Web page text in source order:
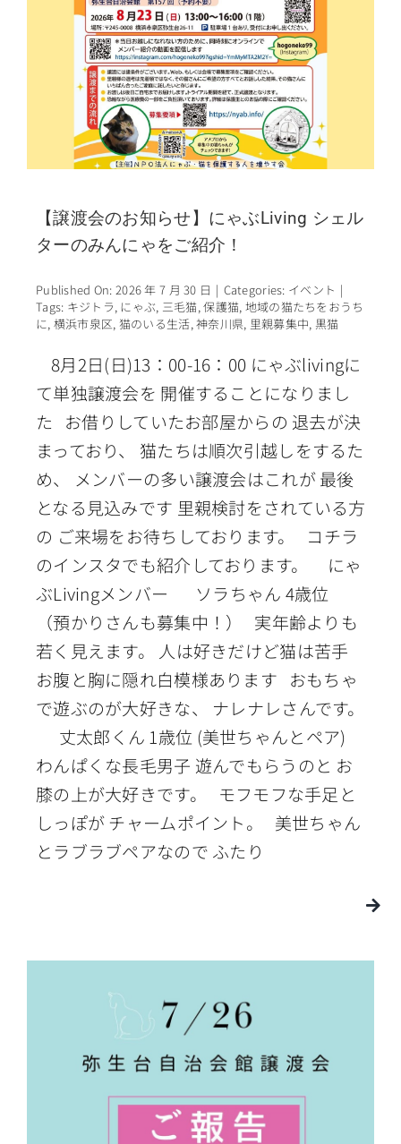
【譲渡会のお知らせ】にゃぶLiving シェル
ターのみんにゃをご紹介！
Published On: 2026 年 7 月 30 日 | Categories: イベント |
Tags: キジトラ, にゃぶ, 三毛猫,保護猫, 地域の猫たちをおうち
に, 横浜市泉区, 猫のいる生活,神奈川県, 里親募集中, 黒猫
8月2日(日)13：00-16：00 にゃぶlivingに
て単独譲渡会を 開催することになりまし
た お借りしていたお部屋からの 退去が決
まっており、 猫たちは順次引越しをするた
め、 メンバーの多い譲渡会はこれが 最後
となる見込みです 里親検討をされている方
の ご来場をお待ちしております。 コチラ
のインスタでも紹介しております。 にゃ
ぶLivingメンバー ソラちゃん 4歳位
（預かりさんも募集中！） 実年齢よりも
若く見えます。 人は好きだけど猫は苦手
お腹と胸に隠れ白模様あります おもちゃ
で遊ぶのが大好きな、 ナレナレさんです。
丈太郎くん 1歳位 (美世ちゃんとペア)
わんぱくな長毛男子 遊んでもらうのと お
膝の上が大好きです。 モフモフな手足と
しっぽが チャームポイント。 美世ちゃん
とラブラブペアなので ふたり